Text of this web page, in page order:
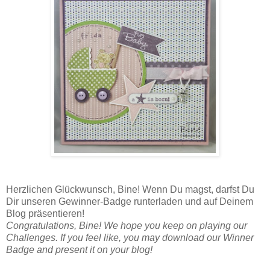
Herzlichen Glückwunsch, Bine! Wenn Du magst, darfst Du
Dir unseren Gewinner-Badge runterladen und auf Deinem
Blog präsentieren!
Congratulations, Bine! We hope you keep on playing our
Challenges. If you feel like, you may download our Winner
Badge and present it on your blog!